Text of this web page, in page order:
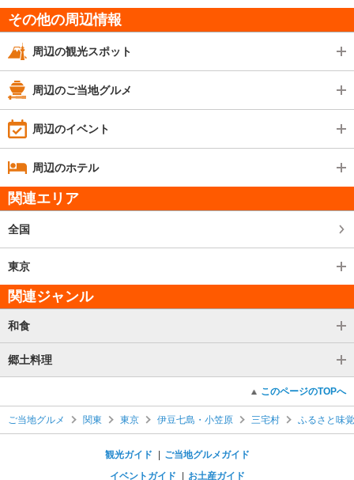
その他の周辺情報
周辺の観光スポット
周辺のご当地グルメ
周辺のイベント
周辺のホテル
関連エリア
全国
東京
関連ジャンル
和食
郷土料理
このページのTOPへ
ご当地グルメ 関東 東京 伊豆七島・小笠原 三宅村 ふるさと味
観光ガイド
ご当地グルメガイド
イベントガイド
お土産ガイド